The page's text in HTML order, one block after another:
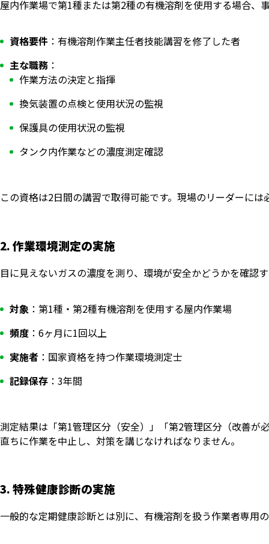
屋内作業場で第1種または第2種の有機溶剤を使用する場合
資格要件 ：有機溶剤作業主任者技能講習を修了した者
主な職務 ：
作業方法の決定と指揮
換気装置の点検と使用状況の監視
保護具の使用状況の監視
タンク内作業などの濃度測定確認
この資格は2日間の講習で取得可能です。現場のリーダーには
2. 作業環境測定の実施
目に見えないガスの濃度を測り、環境が安全かどうかを確認
対象 ：第1種・第2種有機溶剤を使用する屋内作業場
頻度 ：6ヶ月に1回以上
実施者 ：国家資格を持つ作業環境測定士
記録保存 ：3年間
測定結果は「第1管理区分（安全）」「第2管理区分（改善が
直ちに作業を中止し、対策を講じなければなりません。
3. 特殊健康診断の実施
一般的な定期健康診断とは別に、有機溶剤を扱う作業者専用